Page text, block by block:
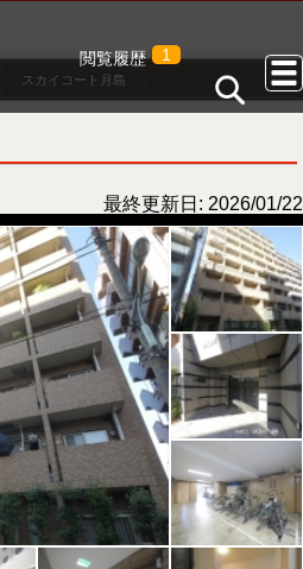
閲覧履歴 1
スカイコート月島
最終更新日: 2026/01/22